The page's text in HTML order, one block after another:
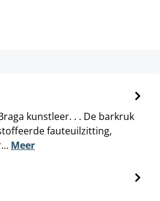
kunstleer. . . De barkruk
fauteuilzitting,
Meer